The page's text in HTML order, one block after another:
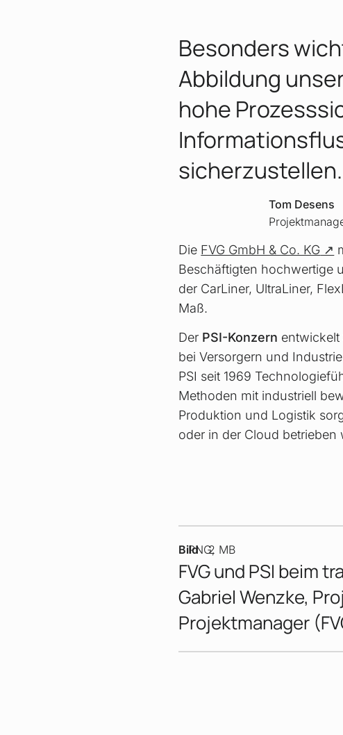
Besonders
Abbildung
hohe
sicherzustellen.
Tom Desens
Die FVG GmbH & Co. KG
Beschäftigten hochwertige
der CarLiner, UltraLiner,
Maß.
Der PSI-Konzern entwickelt
bei Versorgern und
PSI seit 1969
Methoden mit industriell
Produktion und Logistik
oder in der Cloud betrieben
BildPNG2 MB
FVG und PSI beim
Gabriel Wenzke,
Projektmanager